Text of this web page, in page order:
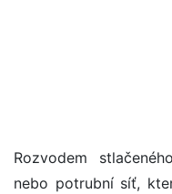
Rozvodem
nebo potrubní síť,